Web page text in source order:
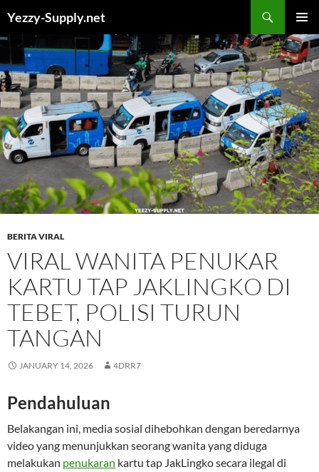
content
Yezzy-Supply.net
MENU
BERITA VIRAL
VIRAL WANITA PENUKAR
KARTU TAP JAKLINGKO DI
TEBET, POLISI TURUN
TANGAN
JANUARY 14, 2026 4DRR7
Pendahuluan
Belakangan ini, media sosial dihebohkan dengan beredarnya
video yang menunjukkan seorang wanita yang diduga
melakukan penukaran kartu tap JakLingko secara ilegal di